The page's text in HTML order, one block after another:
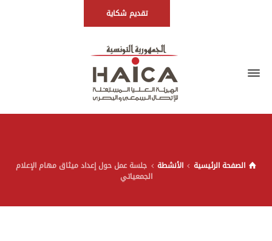
تقديم شكاية
الصفحة الرئيسية الأنشطة
جلسة عمل حول إعداد ميثاق مهام الإعلام
الجمعياتي